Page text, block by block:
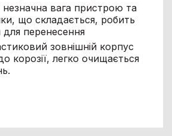
незначна вага пристрою та
що складається, робить
перенесення
зовнішній корпус
корозії, легко очищається